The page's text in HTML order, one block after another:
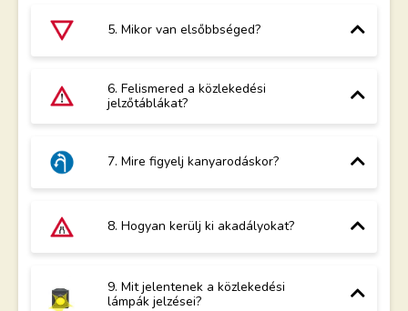
5. Mikor van elsőbbséged?
6. Felismered a közlekedési
jelzőtáblákat?
7. Mire figyelj kanyarodáskor?
8. Hogyan kerülj ki akadályokat?
9. Mit jelentenek a közlekedési
lámpák jelzései?